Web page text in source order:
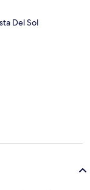
Del Sol